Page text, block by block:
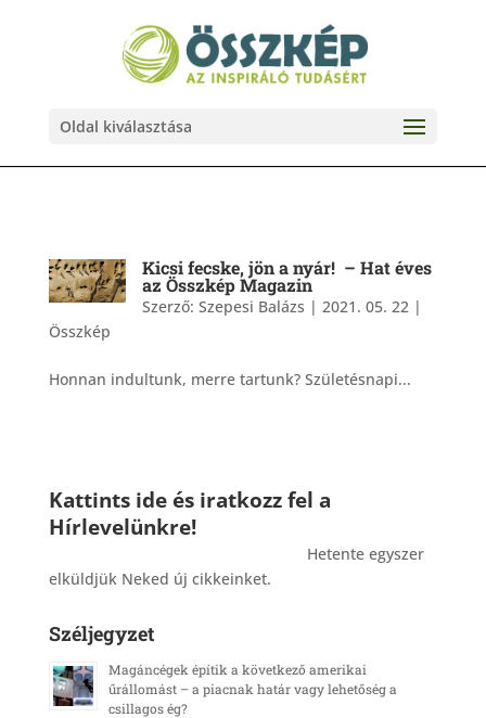
Oldal kiválasztása
Kicsi fecske, jön a nyár! – Hat éves
az Összkép Magazin
Szerző: Szepesi Balázs | 2021. 05. 22|
Összkép
Honnan indultunk, merre tartunk? Születésnapi...
Kattints ide és iratkozz fel a
Hírlevelünkre!
Hetente egyszer
elküldjük Neked új cikkeinket.
Széljegyzet
Magáncégek építik a következő amerikai
űrállomást – a piacnak határ vagy lehetőség a
csillagos ég?